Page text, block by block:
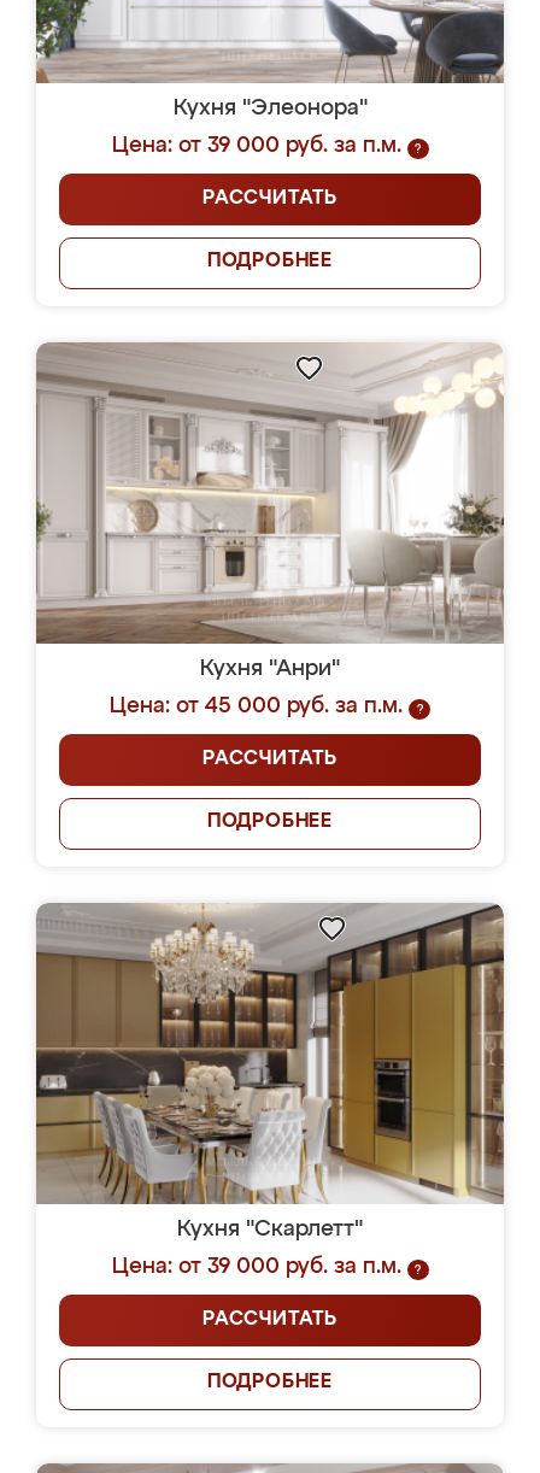
Кухня "Элеонора"
Цена: от 39 000 руб. за п.м.
?
РАССЧИТАТЬ
ПОДРОБНЕЕ
Кухня "Анри"
Цена: от 45 000 руб. за п.м.
?
РАССЧИТАТЬ
ПОДРОБНЕЕ
Кухня "Скарлетт"
Цена: от 39 000 руб. за п.м.
?
РАССЧИТАТЬ
ПОДРОБНЕЕ